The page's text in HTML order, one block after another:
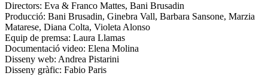
Directors: Eva & Franco Mattes, Bani Brusadin
Producció: Bani Brusadin, Ginebra Vall, Barbara Sansone, Marzia
Matarese, Diana Colta, Violeta Alonso
Equip de premsa: Laura Llamas
Documentació video: Elena Molina
Disseny web: Andrea Pistarini
Disseny gràfic: Fabio Paris